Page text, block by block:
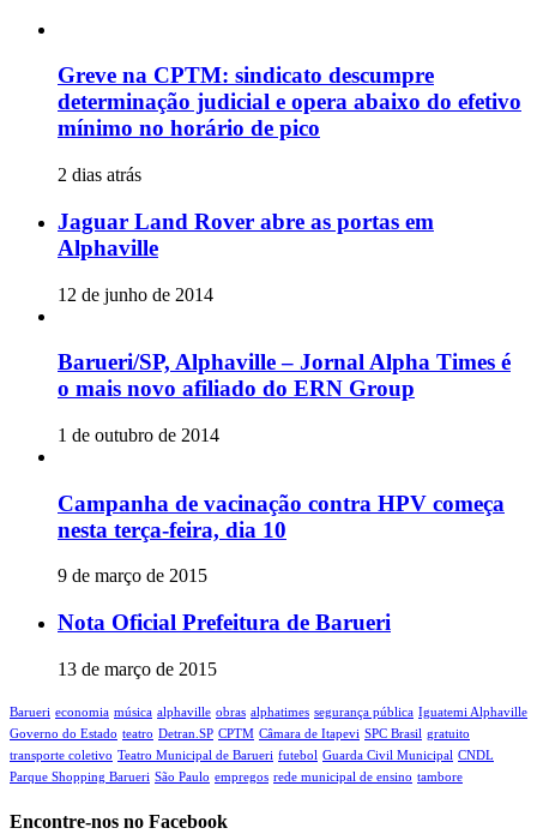
Greve na CPTM: sindicato descumpre
determinação judicial e opera abaixo do efetivo
mínimo no horário de pico
2 dias atrás
Jaguar Land Rover abre as portas em
Alphaville
12 de junho de 2014
Barueri/SP, Alphaville – Jornal Alpha Times é
o mais novo afiliado do ERN Group
1 de outubro de 2014
Campanha de vacinação contra HPV começa
nesta terça-feira, dia 10
9 de março de 2015
Nota Oficial Prefeitura de Barueri
13 de março de 2015
Barueri economia música alphaville obras alphatimes segurança pública Iguatemi Alphaville
Governo do Estado teatro Detran.SP CPTM Câmara de Itapevi‬ SPC Brasil gratuito
transporte coletivo Teatro Municipal de Barueri futebol Guarda Civil Municipal CNDL
Parque Shopping Barueri São Paulo empregos rede municipal de ensino tambore
Encontre-nos no Facebook